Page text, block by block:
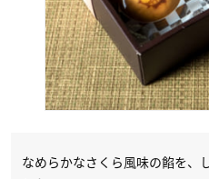
なめらかなさくら風味の餡を、